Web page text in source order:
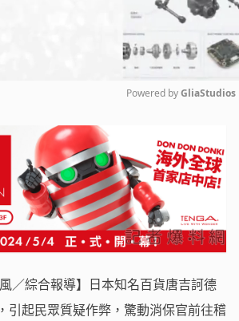
Powered by GliaStudios
／綜合報導】日本知名百貨唐吉訶德
引起民眾質疑作弊，驚動消保官前往稽